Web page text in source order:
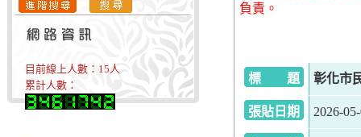
目前線上人數： 15人
累計人數：
負責。
標 題 彰化市
張貼日期 2026-